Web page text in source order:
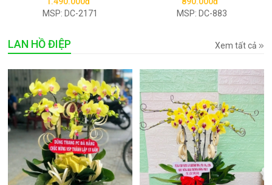
MSP: DC-2171
MSP: DC-883
LAN HỒ ĐIỆP Xem tất cả